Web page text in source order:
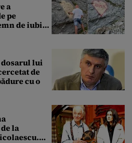
a
pe
de iubire
lui
de
cu o
la